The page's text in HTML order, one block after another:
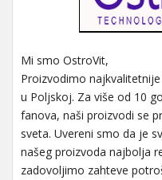
Mi smo OstroVit,
Proizvodimo
u Poljskoj. Za više od 10
fanova, naši proizvodi se
sveta. Uvereni smo da je
našeg proizvoda najbolja
zadovoljimo zahteve